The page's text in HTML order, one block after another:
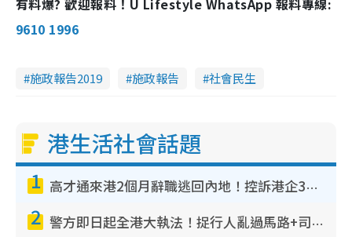
有料爆? 歡迎報料！U Lifestyle WhatsApp 報料專線:
9610 1996
施政報告2019 施政報告 社會民生
港生活社會話題
1 高才通來港2個月辭職逃回內地！控訴港企3宗罪 歎微管理極窒息
2 警方即日起全港大執法！捉行人亂過馬路+司機不專注駕駛！亂過馬路罰$2000